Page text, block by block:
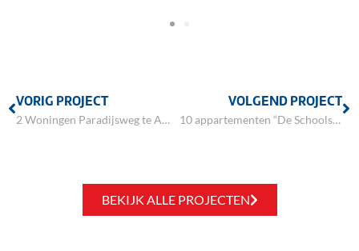
VORIG PROJECT
2 Woningen Paradijsweg te Amelo
VOLGEND PROJECT
10 appartementen “De Schoolslag” te Hellendoorn
BEKIJK ALLE PROJECTEN